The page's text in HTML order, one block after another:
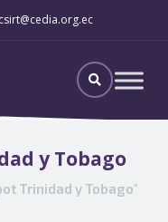
csirt@cedia.org.ec
y Tobago
Trinidad y Tobago"